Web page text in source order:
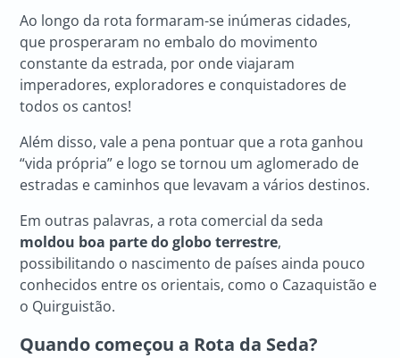
Ao longo da rota formaram-se inúmeras cidades,
que prosperaram no embalo do movimento
constante da estrada, por onde viajaram
imperadores, exploradores e conquistadores de
todos os cantos!
Além disso, vale a pena pontuar que a rota ganhou
“vida própria” e logo se tornou um aglomerado de
estradas e caminhos que levavam a vários destinos.
Em outras palavras, a rota comercial da seda
moldou boa parte do globo terrestre,
possibilitando o nascimento de países ainda pouco
conhecidos entre os orientais, como o Cazaquistão e
o Quirguistão.
Quando começou a Rota da Seda?